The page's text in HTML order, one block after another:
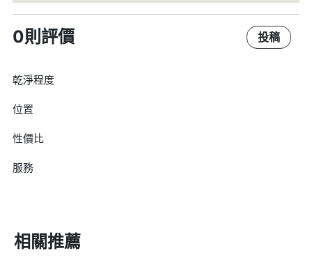
0則評價 投稿
乾淨程度
位置
性價比
服務
相關推薦